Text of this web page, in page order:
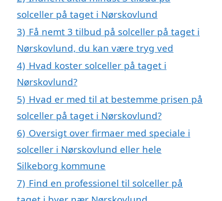
solceller på taget i Nørskovlund
3) Få nemt 3 tilbud på solceller på taget i
Nørskovlund, du kan være tryg ved
4) Hvad koster solceller på taget i
Nørskovlund?
5) Hvad er med til at bestemme prisen på
solceller på taget i Nørskovlund?
6) Oversigt over firmaer med speciale i
solceller i Nørskovlund eller hele
Silkeborg kommune
7) Find en professionel til solceller på